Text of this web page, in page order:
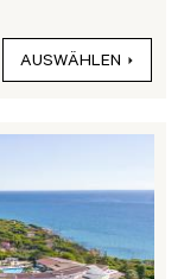
AUSWÄHLEN